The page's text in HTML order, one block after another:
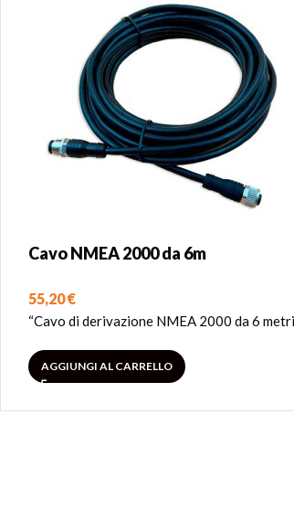
Cavo NMEA 2000 da 6m
55,20€
“Cavo di derivazione NMEA 2000 da 6
AGGIUNGI AL CARRELLO